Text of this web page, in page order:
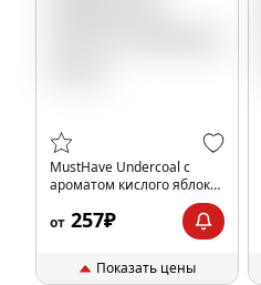
MustHave Undercoal с
ароматом кислого яблока,
от 257₽
Показать цены